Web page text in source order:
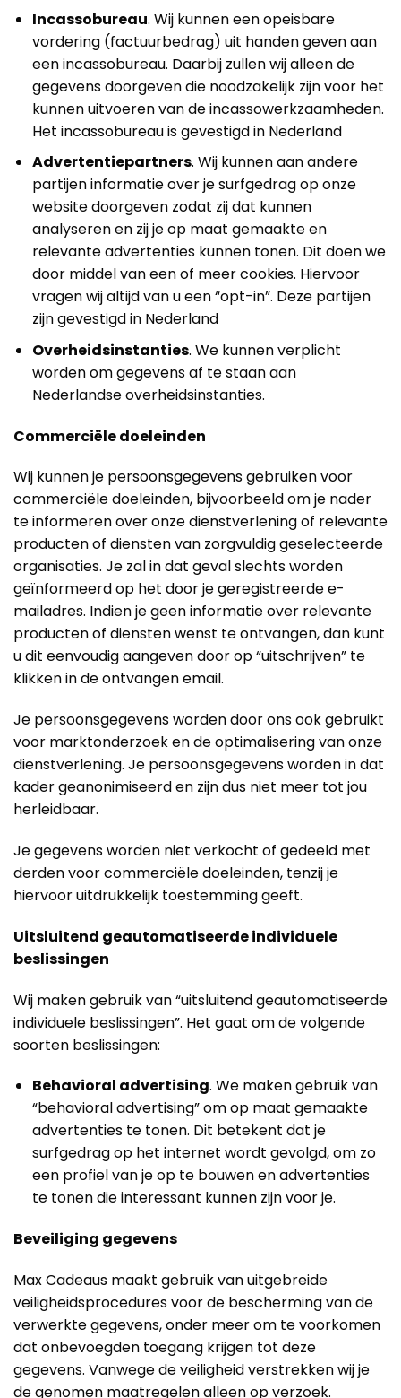
Incassobureau. Wij kunnen een opeisbare
vordering (factuurbedrag) uit handen geven aan
een incassobureau. Daarbij zullen wij alleen de
gegevens doorgeven die noodzakelijk zijn voor het
kunnen uitvoeren van de incassowerkzaamheden.
Het incassobureau is gevestigd in Nederland
Advertentiepartners. Wij kunnen aan andere
partijen informatie over je surfgedrag op onze
website doorgeven zodat zij dat kunnen
analyseren en zij je op maat gemaakte en
relevante advertenties kunnen tonen. Dit doen we
door middel van een of meer cookies. Hiervoor
vragen wij altijd van u een “opt-in”. Deze partijen
zijn gevestigd in Nederland
Overheidsinstanties. We kunnen verplicht
worden om gegevens af te staan aan
Nederlandse overheidsinstanties.
Commerciële doeleinden
Wij kunnen je persoonsgegevens gebruiken voor
commerciële doeleinden, bijvoorbeeld om je nader
te informeren over onze dienstverlening of relevante
producten of diensten van zorgvuldig geselecteerde
organisaties. Je zal in dat geval slechts worden
geïnformeerd op het door je geregistreerde e-
mailadres. Indien je geen informatie over relevante
producten of diensten wenst te ontvangen, dan kunt
u dit eenvoudig aangeven door op “uitschrijven” te
klikken in de ontvangen email.
Je persoonsgegevens worden door ons ook gebruikt
voor marktonderzoek en de optimalisering van onze
dienstverlening. Je persoonsgegevens worden in dat
kader geanonimiseerd en zijn dus niet meer tot jou
herleidbaar.
Je gegevens worden niet verkocht of gedeeld met
derden voor commerciële doeleinden, tenzij je
hiervoor uitdrukkelijk toestemming geeft.
Uitsluitend geautomatiseerde individuele
beslissingen
Wij maken gebruik van “uitsluitend geautomatiseerde
individuele beslissingen”. Het gaat om de volgende
soorten beslissingen:
Behavioral advertising. We maken gebruik van
“behavioral advertising” om op maat gemaakte
advertenties te tonen. Dit betekent dat je
surfgedrag op het internet wordt gevolgd, om zo
een profiel van je op te bouwen en advertenties
te tonen die interessant kunnen zijn voor je.
Beveiliging gegevens
Max Cadeaus maakt gebruik van uitgebreide
veiligheidsprocedures voor de bescherming van de
verwerkte gegevens, onder meer om te voorkomen
dat onbevoegden toegang krijgen tot deze
gegevens. Vanwege de veiligheid verstrekken wij je
de genomen maatregelen alleen op verzoek.